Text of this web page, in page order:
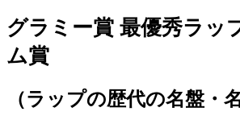
グラミー賞 最優秀ラッ
ム賞
（ラップの歴代の名盤・名